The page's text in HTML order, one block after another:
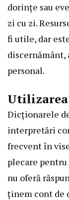
dorințe sau
zi cu zi.
fi utile, dar
personal.
Dicționarele
interpretări
frecvent în
plecare
nu oferă
ținem cont de